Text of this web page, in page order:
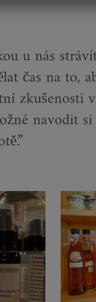
u nás
čas na to,
zkušenosti
navodit